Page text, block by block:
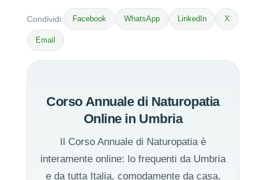
Condividi: Facebook WhatsApp LinkedIn X
Email
Corso Annuale di Naturopatia
Online in Umbria
Il Corso Annuale di Naturopatia è
interamente online: lo frequenti da Umbria
e da tutta Italia, comodamente da casa,